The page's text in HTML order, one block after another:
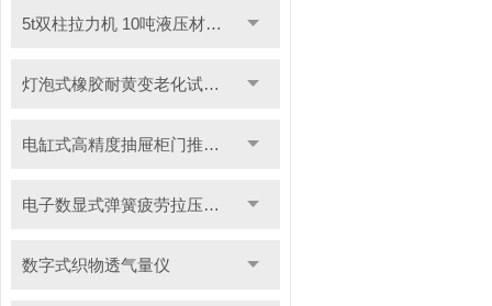
5t双柱拉力机 10吨液压材料拉力试验机
灯泡式橡胶耐黄变老化试验机
电缸式高精度抽屉柜门推拉试验机
电子数显式弹簧疲劳拉压试验机
数字式织物透气量仪